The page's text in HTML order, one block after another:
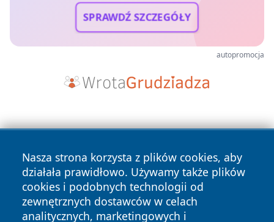
SPRAWDŹ SZCZEGÓŁY
autopromocja
Nasza strona korzysta z plików cookies, aby
działała prawidłowo. Używamy także plików
cookies i podobnych technologii od
zewnętrznych dostawców w celach
analitycznych, marketingowych i
Copyright © 2026 czestochowanews.pl Wszystkie prawa
zastrzeżone.